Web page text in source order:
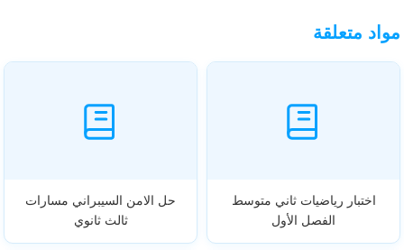
مواد متعلقة
اختبار رياضيات ثاني متوسط
الفصل الأول
حل الامن السيبراني مسارات
ثالث ثانوي